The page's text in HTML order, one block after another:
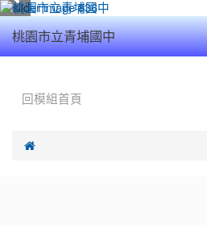
桃園市立青埔國中
回模組首頁
